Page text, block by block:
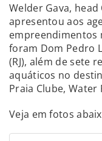
Welder Gava,
apresentou aos
empreendimentos
foram Dom Pedro
(RJ), além de sete
aquáticos no
Praia Clube, Water
Veja em fotos